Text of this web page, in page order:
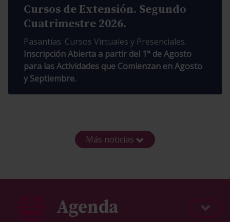
Cursos de Extensión. Segundo
Cuatrimestre 2026.
Pasantías. Cursos Virtuales y Presenciales.
Inscripción Abierta a partir del 1° de Agosto
para las Actividades que Comienzan en Agosto
y Septiembre.
Más noticias